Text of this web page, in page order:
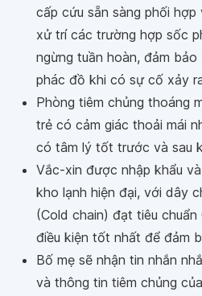
cấp cứu sẵn sàng phối
xử trí các trường hợp sốc
ngừng tuần hoàn, đảm
phác đồ khi có sự cố xảy
Phòng tiêm chủng thoáng
trẻ có cảm giác thoải mái
có tâm lý tốt trước và sau
Vắc-xin được nhập khẩu
kho lạnh hiện đại, với dây
(Cold chain) đạt tiêu
điều kiện tốt nhất để đảm
Bố mẹ sẽ nhận tin nhắn
và thông tin tiêm chủng